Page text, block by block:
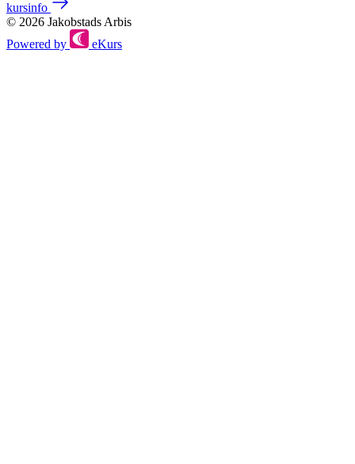
kursinfo
© 2026 Jakobstads Arbis
Powered by
eKurs